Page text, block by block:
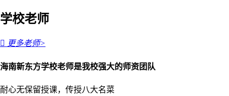
学校老师
 更多老师>
海南新东方学校老师是我校强大的师资团队
耐心无保留授课，传授八大名菜